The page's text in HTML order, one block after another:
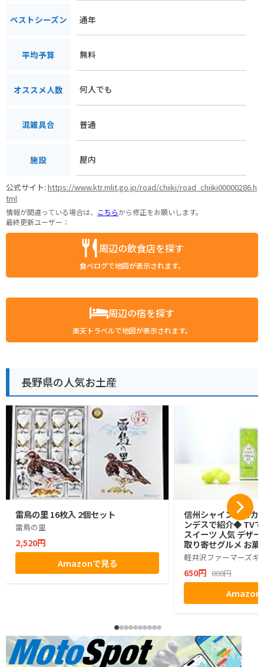
ベストシーズン 通年
平均予算 無料
オススメ人数 何人でも
混雑具合 普通
施設 屋内
公式サイト:https://www.ktr.mlit.go.jp/road/chiiki/road_chiiki00000286.h
tml
情報が間違っている場合は、 こちらから修正をお願いします。
最終更新ユーザー：
周辺の飲食店を探す
食べログで地図が表示されます。
周辺の宿を探す
楽天トラベルで地図が表示されます。
長野県の人気お土産
雷鳥の里 16枚入 2個セット
雷鳥の里
2,520円
Amazonで見る
信州シャインマスカ
ンデスで紹介◆ TV
スイーツ 人気 デザ
取り寄せグルメ お菓
グミ ぶどう シャイ
ゼント ギフト お土
小分け ばらまき バ
生活 ハロウィン 母
お返し かわいい き
マーズギフト
軽井沢ファーマーズギ
650円 808円
Amazon